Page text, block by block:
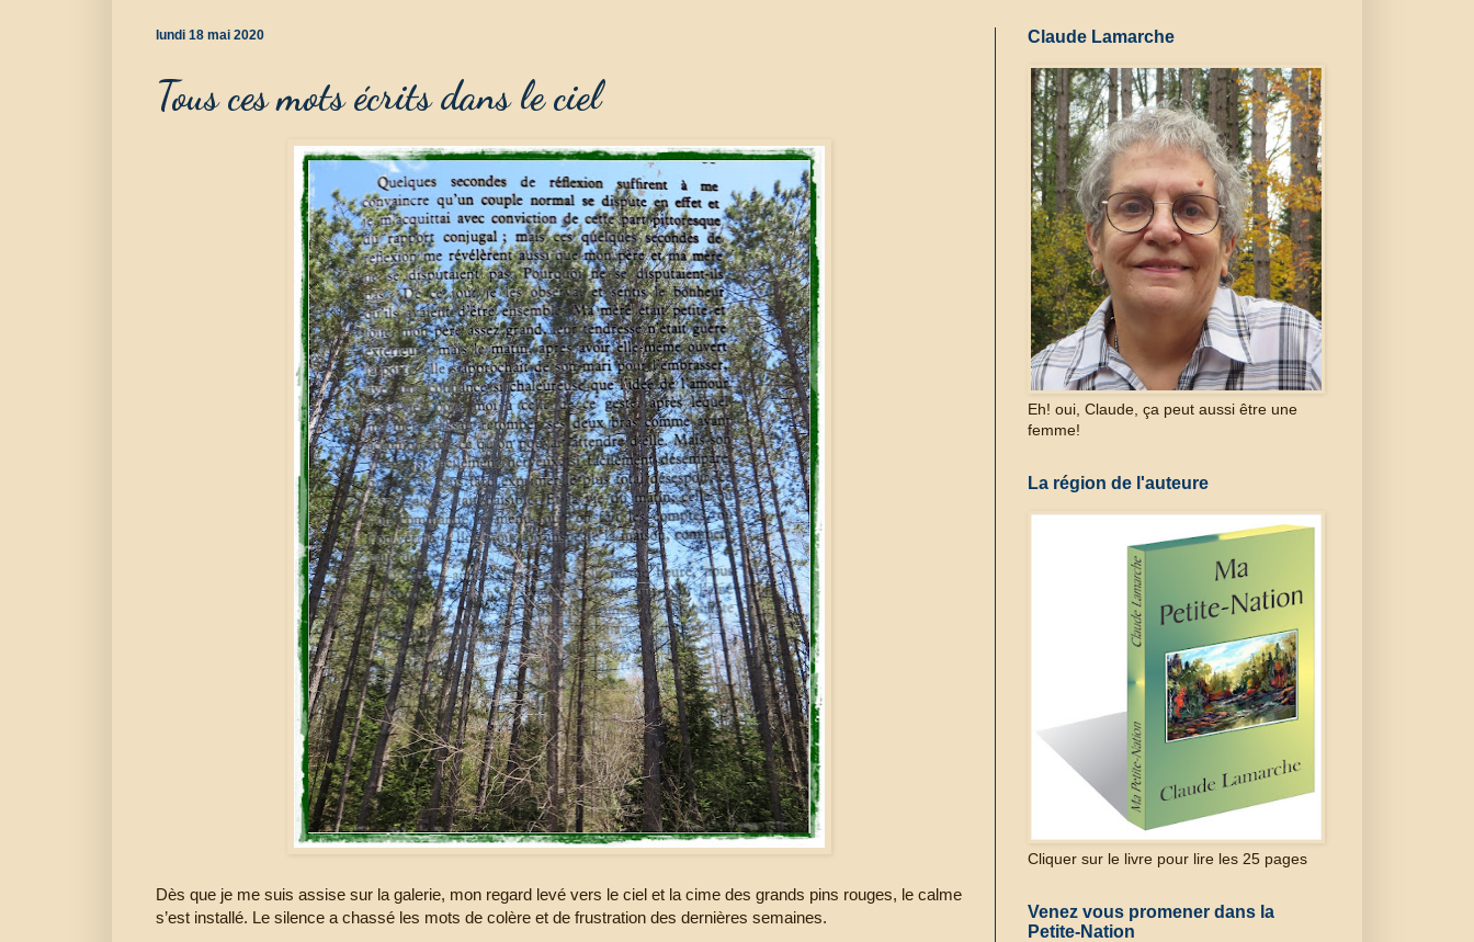
lundi 18 mai 2020
Tous ces mots écrits dans le ciel
Dès que je me suis assise sur la galerie, mon regard levé vers le ciel et la cime des grands pins rouges, le calme
s’est installé. Le silence a chassé les mots de colère et de frustration des dernières semaines.
Claude Lamarche
Eh! oui, Claude, ça peut aussi être une
femme!
La région de l'auteure
Cliquer sur le livre pour lire les 25 pages
Venez vous promener dans la
Petite-Nation